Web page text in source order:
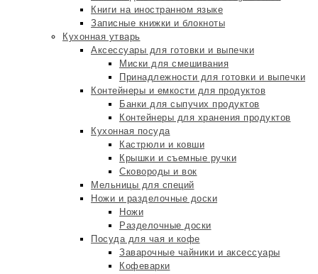
Книги на иностранном языке
Записные книжки и блокноты
Кухонная утварь
Аксессуары для готовки и выпечки
Миски для смешивания
Принадлежности для готовки и выпечки
Контейнеры и емкости для продуктов
Банки для сыпучих продуктов
Контейнеры для хранения продуктов
Кухонная посуда
Кастрюли и ковши
Крышки и съемные ручки
Сковороды и вок
Мельницы для специй
Ножи и разделочные доски
Ножи
Разделочные доски
Посуда для чая и кофе
Заварочные чайники и аксессуары
Кофеварки